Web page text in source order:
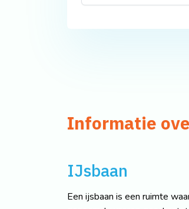
Informatie
IJsbaan
Een ijsbaan is een ruimte